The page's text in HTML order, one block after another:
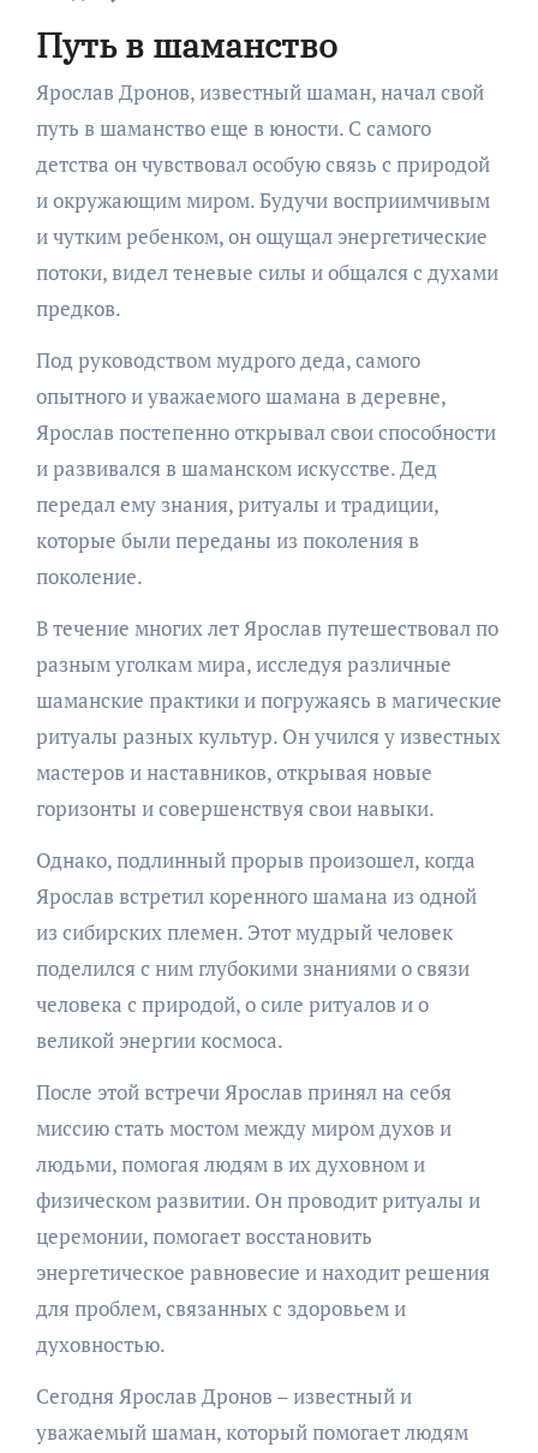
Путь в шаманство
Ярослав Дронов, известный шаман, начал свой
путь в шаманство еще в юности. С самого
детства он чувствовал особую связь с природой
и окружающим миром. Будучи восприимчивым
и чутким ребенком, он ощущал энергетические
потоки, видел теневые силы и общался с духами
предков.
Под руководством мудрого деда, самого
опытного и уважаемого шамана в деревне,
Ярослав постепенно открывал свои способности
и развивался в шаманском искусстве. Дед
передал ему знания, ритуалы и традиции,
которые были переданы из поколения в
поколение.
В течение многих лет Ярослав путешествовал по
разным уголкам мира, исследуя различные
шаманские практики и погружаясь в магические
ритуалы разных культур. Он учился у известных
мастеров и наставников, открывая новые
горизонты и совершенствуя свои навыки.
Однако, подлинный прорыв произошел, когда
Ярослав встретил коренного шамана из одной
из сибирских племен. Этот мудрый человек
поделился с ним глубокими знаниями о связи
человека с природой, о силе ритуалов и о
великой энергии космоса.
После этой встречи Ярослав принял на себя
миссию стать мостом между миром духов и
людьми, помогая людям в их духовном и
физическом развитии. Он проводит ритуалы и
церемонии, помогает восстановить
энергетическое равновесие и находит решения
для проблем, связанных с здоровьем и
духовностью.
Сегодня Ярослав Дронов – известный и
уважаемый шаман, который помогает людям